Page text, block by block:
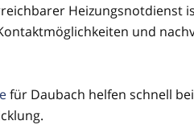
Heizungsnotdienst
und
für Daubach helfen schnell